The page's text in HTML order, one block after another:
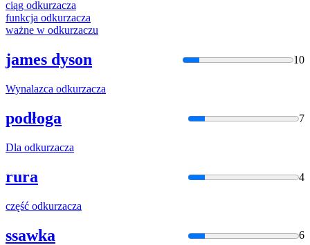
ciąg odkurzacza
funkcja odkurzacza
ważne w odkurzaczu
james dyson 10
Wynalazca odkurzacza
podłoga 7
Dla odkurzacza
rura 4
część odkurzacza
ssawka 6